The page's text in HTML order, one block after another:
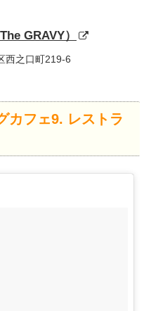
GRAVY）
西之口町219-6
カフェ9. レストラ